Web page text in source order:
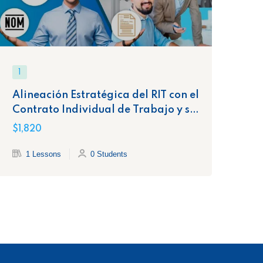
Alineación Estratégica del RIT con el
Contrato Individual de Trabajo y sus
Cláusulas Clave
$1,820
1 Lessons 0 Students